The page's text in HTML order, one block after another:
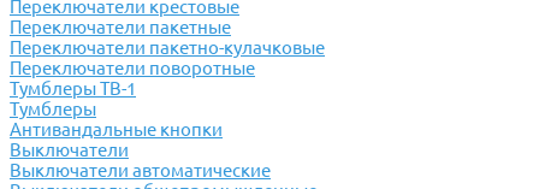
Переключатели крестовые
Переключатели пакетные
Переключатели пакетно-кулачковые
Переключатели поворотные
Тумблеры ТВ-1
Тумблеры
Антивандальные кнопки
Выключатели
Выключатели автоматические